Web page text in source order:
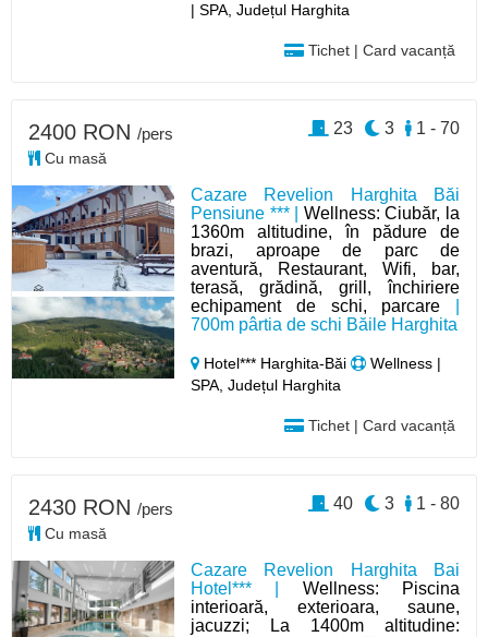
| SPA, Județul Harghita
Tichet | Card vacanță
Cazare Revelion Harghita Băi
Pensiune *** | Wellness: Ciubăr, la
1360m altitudine, în pădure de
brazi, aproape de parc de
aventură, Restaurant, Wifi, bar,
terasă, grădină, grill, închiriere
echipament de schi, parcare
700m pârtia de schi Băile Harghita
Hotel*** Harghita-Băi
Wellness |
SPA, Județul Harghita
Tichet | Card vacanță
2400 RON /pers
Cu masă
1 - 70
3
23
Cazare Revelion Harghita Bai
Hotel*** | Wellness: Piscina
interioară, exterioara, saune,
jacuzzi; La 1400m altitudine:
2430 RON /pers
Cu masă
1 - 80
3
40